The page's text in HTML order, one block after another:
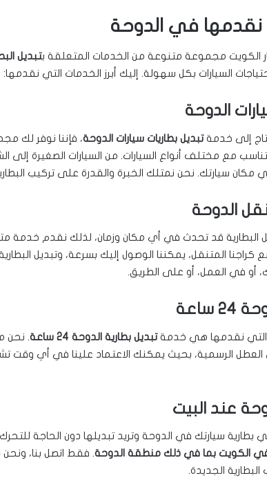
نقدمها في الدوحة
مجموعة متنوعة من الخدمات المتعلقة بتبديل
السيارات بكل سهولة. إليك أبرز الخدمات التي نقدمها:
الدوحة
إلى خدمةتبديل بطاريات سيارات الدوحة، فإننا نوفر لك
مع مختلف أنواع السيارات. من السيارات الصغيرة إلى
مكان سيارتك. نحن نمتلك الخبرة والقدرة على تركيب
الدوحة
البطارية قد تحدث في أي مكان وزمان، لذلك نقدم خدمة
كراجنا المتنقل، يمكننا الوصول إليك بسرعة، وتبديل
أو في العمل، أو على الطريق.
ساعة
التي نقدمها هي خدمةتبديل بطارية الدوحة 24 ساعة
. نحن
العطل الرسمية، بحيث يمكنك الاعتماد علينا في أي وقت
عند البيت
سيارتك في الدوحة وتريد تبديلها دون الحاجة
الكويت بما في ذلك منطقة الدوحة. فقط اتصل بنا،
الجديدة.